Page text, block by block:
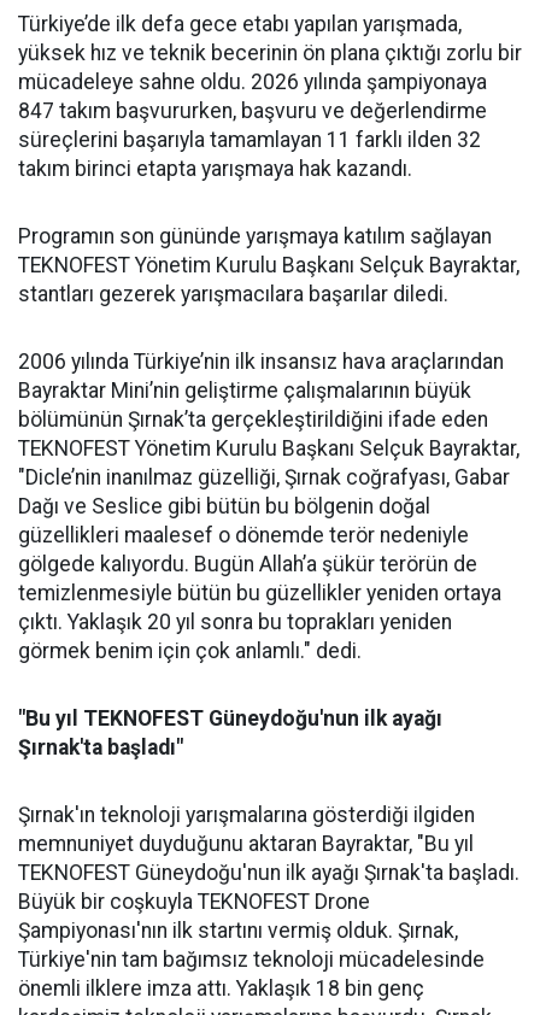
Türkiye’de ilk defa gece etabı yapılan yarışmada,
yüksek hız ve teknik becerinin ön plana çıktığı zorlu bir
mücadeleye sahne oldu. 2026 yılında şampiyonaya
847 takım başvururken, başvuru ve değerlendirme
süreçlerini başarıyla tamamlayan 11 farklı ilden 32
takım birinci etapta yarışmaya hak kazandı.
Programın son gününde yarışmaya katılım sağlayan
TEKNOFEST Yönetim Kurulu Başkanı Selçuk Bayraktar,
stantları gezerek yarışmacılara başarılar diledi.
2006 yılında Türkiye’nin ilk insansız hava araçlarından
Bayraktar Mini’nin geliştirme çalışmalarının büyük
bölümünün Şırnak’ta gerçekleştirildiğini ifade eden
TEKNOFEST Yönetim Kurulu Başkanı Selçuk Bayraktar,
"Dicle’nin inanılmaz güzelliği, Şırnak coğrafyası, Gabar
Dağı ve Seslice gibi bütün bu bölgenin doğal
güzellikleri maalesef o dönemde terör nedeniyle
gölgede kalıyordu. Bugün Allah’a şükür terörün de
temizlenmesiyle bütün bu güzellikler yeniden ortaya
çıktı. Yaklaşık 20 yıl sonra bu toprakları yeniden
görmek benim için çok anlamlı." dedi.
"Bu yıl TEKNOFEST Güneydoğu'nun ilk ayağı
Şırnak'ta başladı"
Şırnak'ın teknoloji yarışmalarına gösterdiği ilgiden
memnuniyet duyduğunu aktaran Bayraktar, "Bu yıl
TEKNOFEST Güneydoğu'nun ilk ayağı Şırnak'ta başladı.
Büyük bir coşkuyla TEKNOFEST Drone
Şampiyonası'nın ilk startını vermiş olduk. Şırnak,
Türkiye'nin tam bağımsız teknoloji mücadelesinde
önemli ilklere imza attı. Yaklaşık 18 bin genç